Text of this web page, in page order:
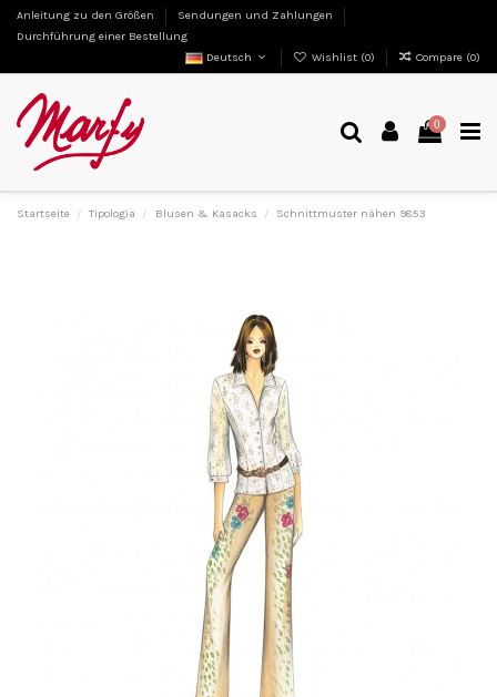
Anleitung zu den Größen
Sendungen und Zahlungen
Durchführung einer Bestellung
Deutsch
Wishlist (0) Compare (0)
0
Startseite Tipologia Blusen & Kasacks Schnittmuster nähen 9853